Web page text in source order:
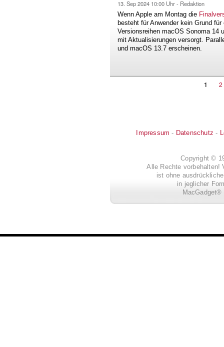
13. Sep 2024 10:00 Uhr - Redaktion
Wenn Apple am Montag die
besteht für Anwender kein Grund
Versionsreihen macOS Sonoma 14
mit Aktualisierungen versorgt.
und macOS 13.7 erscheinen.
1 2
Impressum - Datenschutz -
Copyright ©
Alle Rechte vorbehalten!
ist ohne
in jeglicher
MacGadget®